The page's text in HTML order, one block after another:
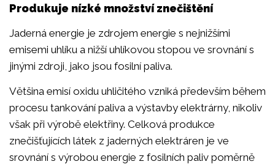
Produkuje nízké množství znečištění
Jaderná energie je zdrojem energie s nejnižšími
emisemi uhlíku a nižší uhlíkovou stopou ve srovnání s
jinými zdroji, jako jsou fosilní paliva.
Většina emisí oxidu uhličitého vzniká především během
procesu tankování paliva a výstavby elektrárny, nikoliv
však při výrobě elektřiny. Celková produkce
znečišťujících látek z jaderných elektráren je ve
srovnání s výrobou energie z fosilních paliv poměrně